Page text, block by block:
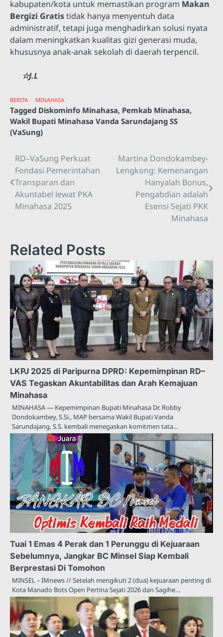
kabupaten/kota untuk memastikan program Makan
Bergizi Gratistidak hanya menyentuh data
administratif, tetapi juga menghadirkan solusi nyata
dalam meningkatkan kualitas gizi generasi muda,
khususnya anak-anak sekolah di daerah terpencil.
☆J.L
BERITA MINAHASA
Tagged Diskominfo Minahasa, Pemkab Minahasa,
Wakil Bupati Minahasa Vanda Sarundajang SS
(VaSung)
Navigasi
pos
RD–VaSung Perkuat
Fondasi Pemerintahan
Transparan dan
Akuntabel lewat PKA
Minahasa 2025
Martina Dondokambey-
Lengkong: Kemenangan
Hanyalah Bonus,
Pengabdian adalah
Esensi Sejati PKK
Minahasa
Related Posts
LKPJ 2025 di Paripurna DPRD: Kepemimpinan RD–
VAS Tegaskan Akuntabilitas dan Arah Kemajuan
Minahasa
MINAHASA — Kepemimpinan Bupati Minahasa Dr. Robby
Dondokambey, S.Si., MAP bersama Wakil Bupati Vanda
Sarundajang, S.S. kembali menegaskan komitmen tata…
Tuai 1 Emas 4 Perak dan 1 Perunggu di Kejuaraan
Sebelumnya, Jangkar BC Minsel Siap Kembali
Berprestasi Di Tomohon
MINSEL – IMnews // Setelah mengikuti 2 (dua) kejuaraan penting di
Kota Manado Bots Open Pertina Sejati 2026 dan Sagihe…